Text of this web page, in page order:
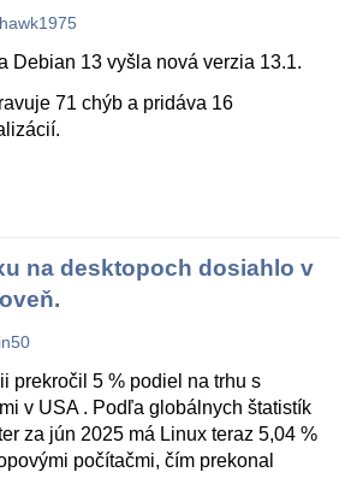
Debian 13 vyšla nová verzia 13.1.
71 chýb a pridáva 16
na desktopoch dosiahlo v
prekročil 5 % podiel na trhu s
v USA . Podľa globálnych štatistík
za jún 2025 má Linux teraz 5,04 %
počítačmi, čím prekonal